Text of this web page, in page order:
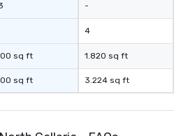
sq ft
sq ft
-
4
1.820 sq ft
3.224 sq ft